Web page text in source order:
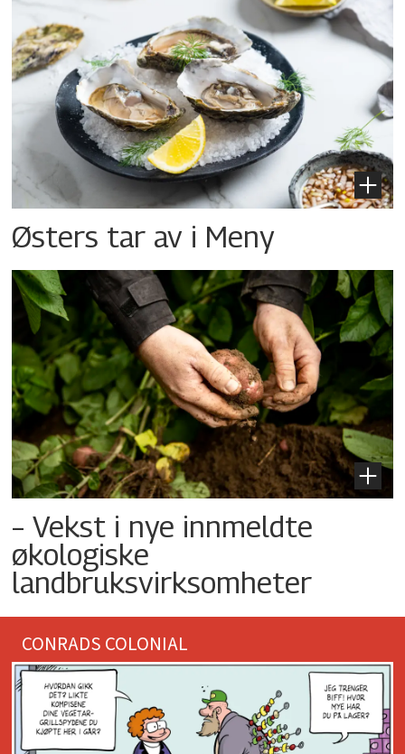
Østers tar av i Meny
– Vekst i nye innmeldte
økologiske
landbruksvirksomheter
CONRADS COLONIAL